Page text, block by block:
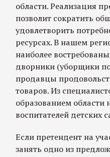
области. Реализация
позволит сократить
удовлетворить
ресурсах. В нашем
наиболее
дворники (уборщики
продавцы
товаров. Из
образованием области
воспитателей детских
Если претендент на
занять одно из